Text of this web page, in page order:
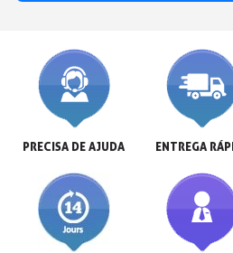
PRECISA DE AJUDA ENTREGA